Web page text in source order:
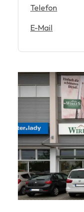
Telefon
E-Mail